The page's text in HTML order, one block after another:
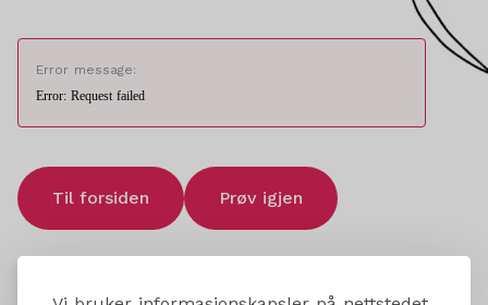
Error message:
Error: Request failed
Til forsiden Prøv igjen